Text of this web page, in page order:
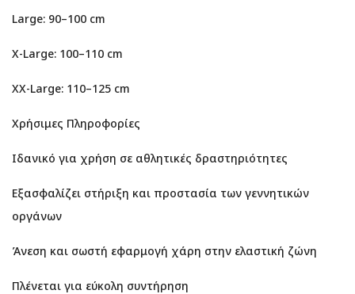
Large: 90–100 cm
X-Large: 100–110 cm
XX-Large: 110–125 cm
Χρήσιμες Πληροφορίες
Ιδανικό για χρήση σε αθλητικές δραστηριότητες
Εξασφαλίζει στήριξη και προστασία των γεννητικών
οργάνων
Άνεση και σωστή εφαρμογή χάρη στην ελαστική ζώνη
Πλένεται για εύκολη συντήρηση